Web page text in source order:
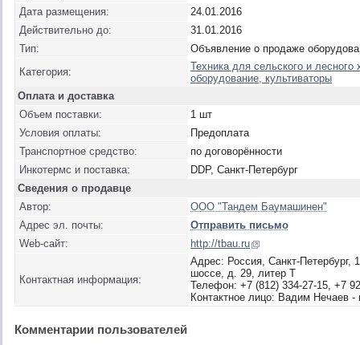
Дата размещения:
24.01.2016
Действительно до:
31.01.2016
Тип:
Объявление о продаже
Категория:
Техника для сельского и
оборудование, культиваторы
Оплата и доставка
Объем поставки:
1 шт
Условия оплаты:
Предоплата
Транспортное средство:
по договорённости
Инкотермс и поставка:
DDP, Санкт-Петербург
Сведения о продавце
Автор:
ООО "Тандем Баумашинен"
Адрес эл. почты:
Отправить письмо
Web-сайт:
http://tbau.ru
Контактная информация:
Адрес: Россия, Санкт-Петербург,
шоссе, д. 29, литер Т
Телефон: +7 (812) 334-27-15, +7
Контактное лицо: Вадим Нечаев
Комментарии пользователей